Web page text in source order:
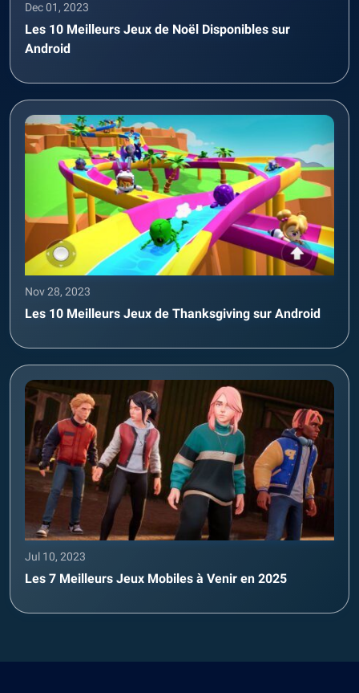
Dec 01, 2023
Les 10 Meilleurs Jeux de Noël Disponibles sur
Android
Nov 28, 2023
Les 10 Meilleurs Jeux de Thanksgiving sur Android
Jul 10, 2023
Les 7 Meilleurs Jeux Mobiles à Venir en 2025